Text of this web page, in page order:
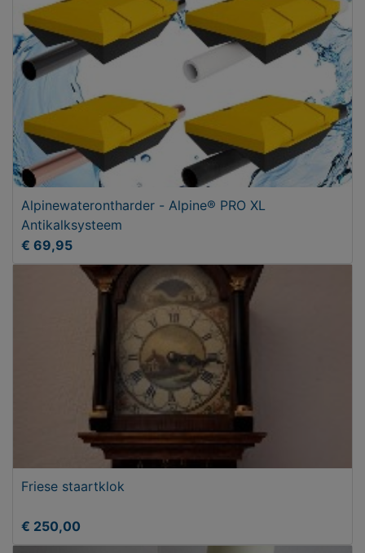
Alpinewaterontharder - Alpine® PRO XL
Antikalksysteem
€ 69,95
Friese staartklok
€ 250,00